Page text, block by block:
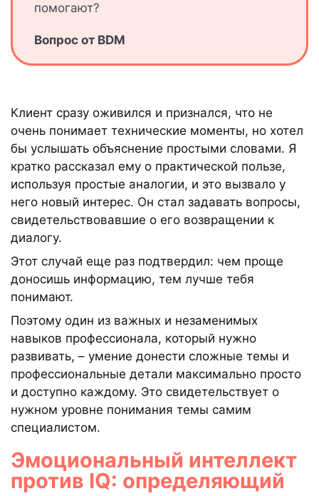
помогают?
Вопрос от BDM
Клиент сразу оживился и признался, что не
очень понимает технические моменты, но хотел
бы услышать объяснение простыми словами. Я
кратко рассказал ему о практической пользе,
используя простые аналогии, и это вызвало у
него новый интерес. Он стал задавать вопросы,
свидетельствовавшие о его возвращении к
диалогу.
Этот случай еще раз подтвердил: чем проще
доносишь информацию, тем лучше тебя
понимают.
Поэтому один из важных и незаменимых
навыков профессионала, который нужно
развивать, – умение донести сложные темы и
профессиональные детали максимально просто
и доступно каждому. Это свидетельствует о
нужном уровне понимания темы самим
специалистом.
Эмоциональный интеллект
против IQ: определяющий